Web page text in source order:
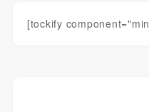
[tockify